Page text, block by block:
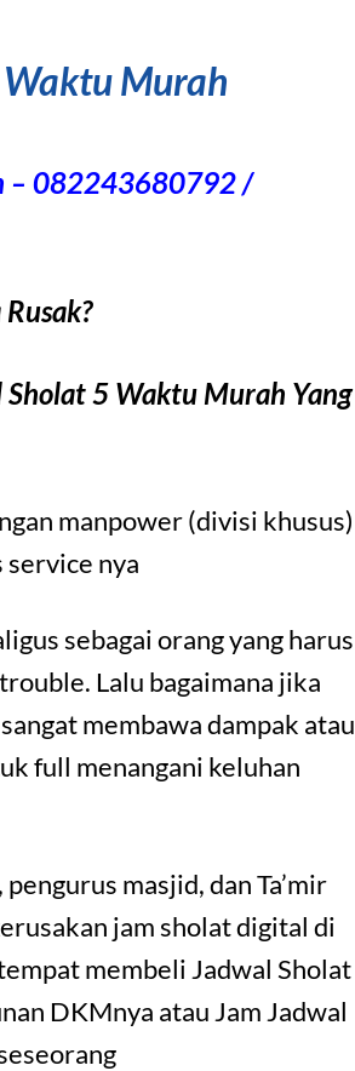
Murah
– 082243680792 /
5 Waktu Murah Yang
manpower (divisi khusus)
service nya
sebagai orang yang harus
Lalu bagaimana jika
membawa dampak atau
full menangani keluhan
masjid, dan Ta’mir
jam sholat digital di
membeli Jadwal Sholat
DKMnya atau Jam Jadwal